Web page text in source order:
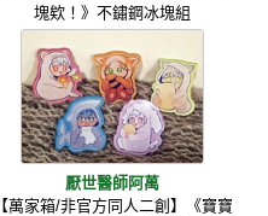
塊欸！》不鏽鋼冰塊組
厭世醫師阿萬
【萬家箱/非官方同人二創】《寶寶